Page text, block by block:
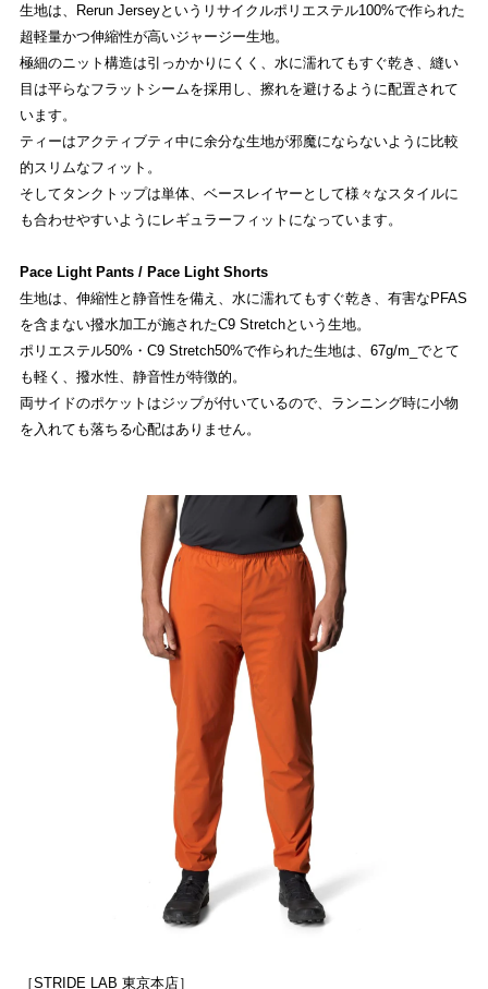
生地は、Rerun Jerseyというリサイクルポリエステル100%で作られた
超軽量かつ伸縮性が高いジャージー生地。
極細のニット構造は引っかかりにくく、水に濡れてもすぐ乾き、縫い
目は平らなフラットシームを採用し、擦れを避けるように配置されて
います。
ティーはアクティブティ中に余分な生地が邪魔にならないように比較
的スリムなフィット。
そしてタンクトップは単体、ベースレイヤーとして様々なスタイルに
も合わせやすいようにレギュラーフィットになっています。
Pace Light Pants / Pace Light Shorts
生地は、伸縮性と静音性を備え、水に濡れてもすぐ乾き、有害なPFAS
を含まない撥水加工が施されたC9 Stretchという生地。
ポリエステル50%・C9 Stretch50%で作られた生地は、67g/m_でとて
も軽く、撥水性、静音性が特徴的。
両サイドのポケットはジップが付いているので、ランニング時に小物
を入れても落ちる心配はありません。
［STRIDE LAB 東京本店］